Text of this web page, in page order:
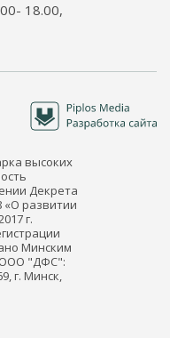
18.00,
высоких
Декрета
«О развитии
г.
Минским
ООО "ДФС":
г. Минск,